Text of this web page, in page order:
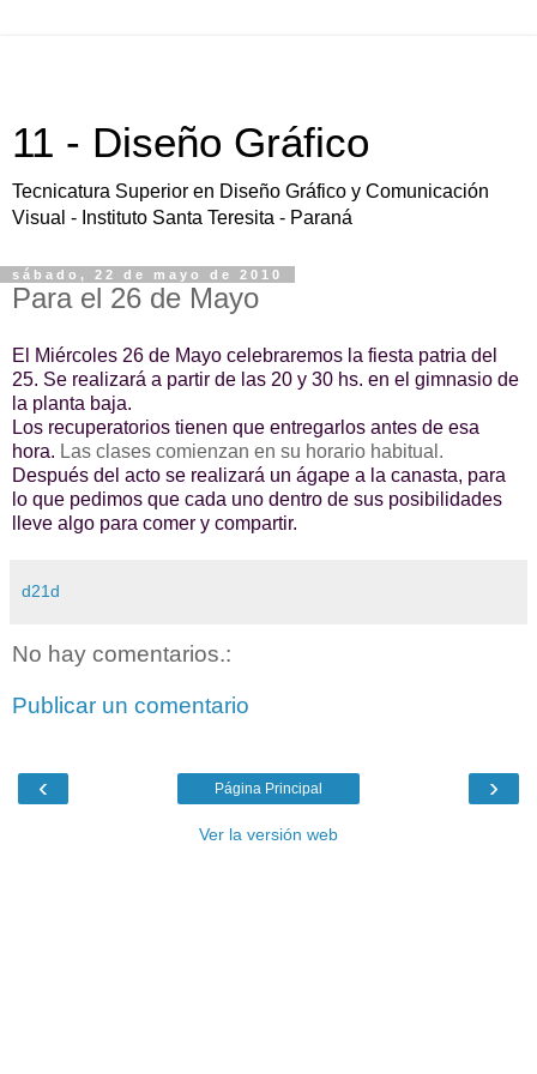
11 - Diseño Gráfico
Tecnicatura Superior en Diseño Gráfico y Comunicación
Visual - Instituto Santa Teresita - Paraná
sábado, 22 de mayo de 2010
Para el 26 de Mayo
El Miércoles 26 de Mayo celebraremos la fiesta patria del
25. Se realizará a partir de las 20 y 30 hs. en el gimnasio de
la planta baja.
Los recuperatorios tienen que entregarlos antes de esa
hora. Las clases comienzan en su horario habitual.
Después del acto se realizará un ágape a la canasta, para
lo que pedimos que cada uno dentro de sus posibilidades
lleve algo para comer y compartir.
d21d
No hay comentarios.:
Publicar un comentario
‹ ›
Página Principal
Ver la versión web